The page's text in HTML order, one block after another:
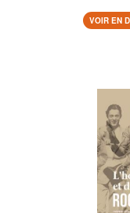
VOIR EN